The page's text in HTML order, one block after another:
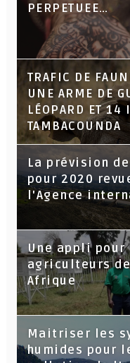
PERPETUEE…
TRAFIC DE
UNE ARME DE
LÉOPARD ET 14
TAMBACOUNDA
La prévision
pour 2020
l'Agence
Une appli
agriculteurs
Afrique
Maitriser les
humides pour